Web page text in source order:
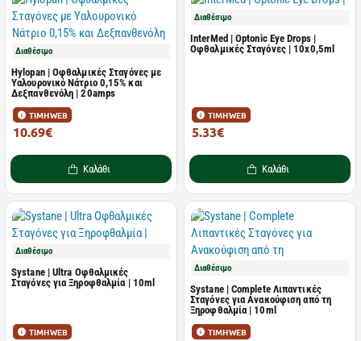
Διαθέσιμο
Hylopan | Οφθαλμικές Σταγόνες με
Υαλουρονικό Νάτριο 0,15% και
Δεξπανθενόλη | 20amps
ΤΙΜΗ WEB
10.69€
Καλάθι
Διαθέσιμο
InterMed | Optonic Eye Drops |
Οφθαλμικές Σταγόνες | 10x0,5ml
ΤΙΜΗ WEB
5.33€
Καλάθι
Διαθέσιμο
Systane | Ultra Οφθαλμικές
Σταγόνες για Ξηροφθαλμία | 10ml
ΤΙΜΗ WEB
Διαθέσιμο
Systane | Complete Λιπαντικές
Σταγόνες για Ανακούφιση από τη
Ξηροφθαλμία | 10ml
ΤΙΜΗ WEB